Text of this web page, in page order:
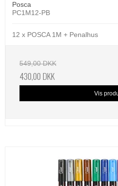
Posca
PC1M12-PB
12 x POSCA 1M + Penalhus
549,00 DKK
430,00 DKK
Vis